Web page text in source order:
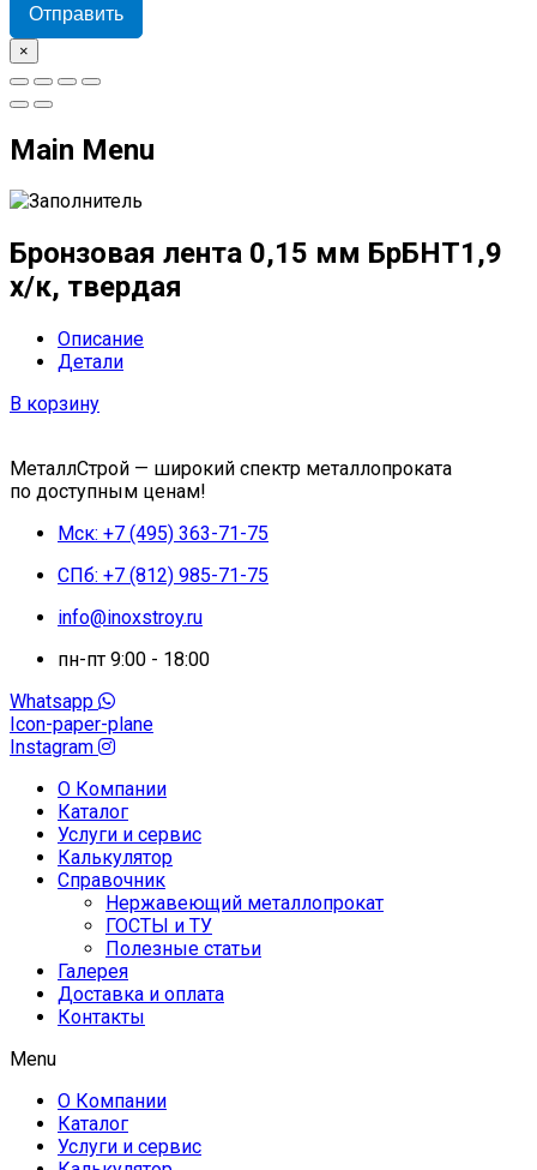
Отправить
×
Main Menu
Бронзовая лента 0,15 мм БрБНТ1,9
х/к, твердая
Описание
Детали
В корзину
МеталлСтрой — широкий спектр металлопроката
по доступным ценам!
Мск: +7 (495) 363-71-75
СПб: +7 (812) 985-71-75
info@inoxstroy.ru
пн-пт 9:00 - 18:00
Whatsapp
Icon-paper-plane
Instagram
О Компании
Каталог
Услуги и сервис
Калькулятор
Справочник
Нержавеющий металлопрокат
ГОСТЫ и ТУ
Полезные статьи
Галерея
Доставка и оплата
Контакты
Menu
О Компании
Каталог
Услуги и сервис